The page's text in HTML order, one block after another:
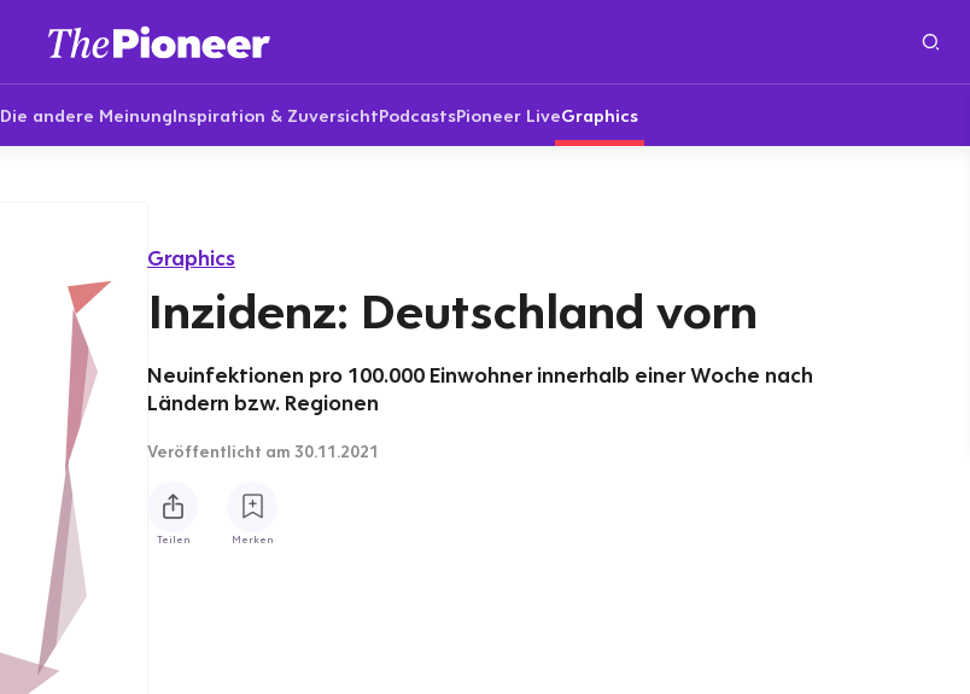
Die andere MeinungInspiration & ZuversichtPodcastsPioneer LiveGraphics
Graphics
Inzidenz: Deutschland vorn
Neuinfektionen pro 100.000 Einwohner innerhalb einer Woche nach
Ländern bzw. Regionen
Veröffentlicht am 30.11.2021
Teilen Merken